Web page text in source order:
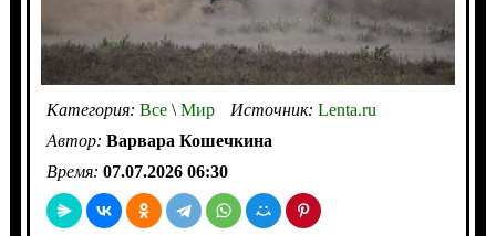
Категория: Все\Мир Источник: Lenta.ru
Автор: Варвара Кошечкина
Время: 07.07.2026 06:30